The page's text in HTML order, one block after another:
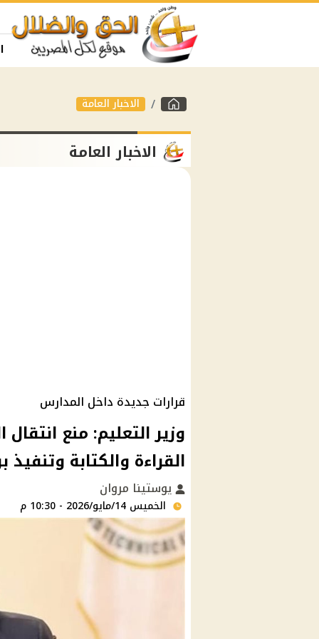
الاخبار العامة
الاخبار العامة
قرارات جديدة داخل المدارس
وزير التعليم: منع
القراءة والكتابة
يوستينا مروان
الخميس 14/مايو/2026 - 10:30 م